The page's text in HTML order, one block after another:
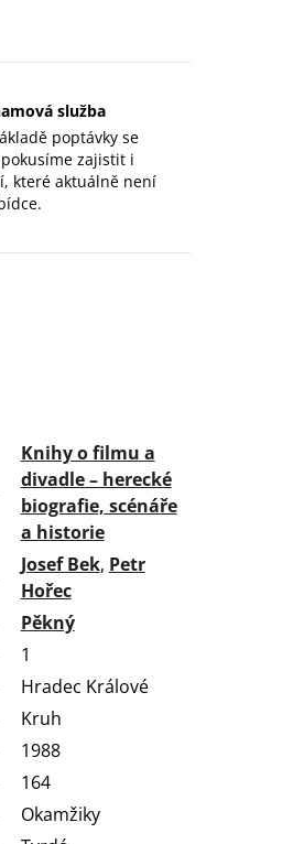
služba
poptávky se
zajistit i
které aktuálně není
Knihy o filmu a
divadle – herecké
biografie, scénáře
a historie
Josef Bek, Petr
Hořec
Pěkný
1
Hradec Králové
Kruh
1988
164
Okamžiky